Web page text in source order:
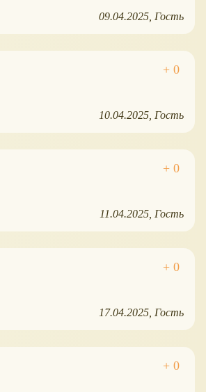
09.04.2025 Гость
10.04.2025 Гость
11.04.2025 Гость
17.04.2025 Гость